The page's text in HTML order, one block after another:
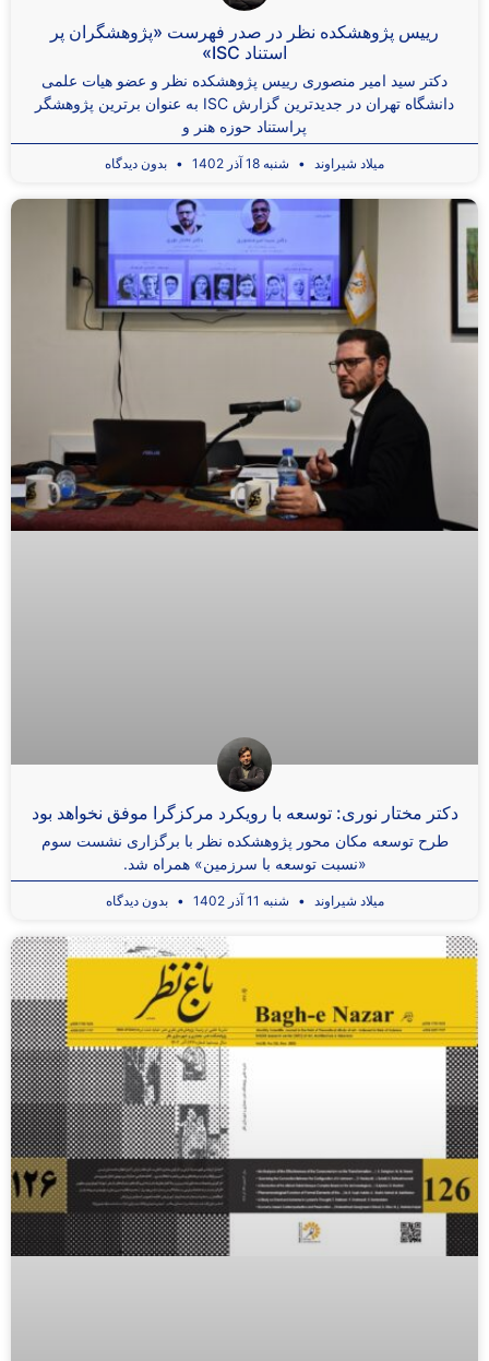
رییس پژوهشکده نظر در صدر فهرست «پژوهشگران پر
استناد ISC»
دکتر سید امیر منصوری رییس پژوهشکده نظر و عضو هیات علمی
دانشگاه تهران در جدیدترین گزارش ISC به عنوان برترین پژوهشگر
پراستناد حوزه هنر و
میلاد شیراوند شنبه 18 آذر 1402 بدون دیدگاه
دکتر مختار نوری: توسعه با رویکرد مرکزگرا موفق نخواهد بود
طرح توسعه مکان محور پژوهشکده نظر با برگزاری نشست سوم
«نسبت توسعه با سرزمین» همراه شد.
میلاد شیراوند شنبه 11 آذر 1402 بدون دیدگاه